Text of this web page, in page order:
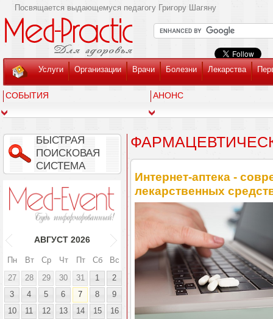
Посвящается выдающемуся педагогу Григору Шагяну
Услуги Организации Врачи Болезни Лекарства
СОБЫТИЯ АНОНС
БЫСТРАЯ
ПОИСКОВАЯ
СИСТЕМА
АВГУСТ 2026
Пн Вт Ср Чт Пт Сб
Вс
27
28 29 30 31 1
2
3
4 5 6 7 8
9
10
11 12 13 14 15
16
Интернет-аптека -
лекарственных